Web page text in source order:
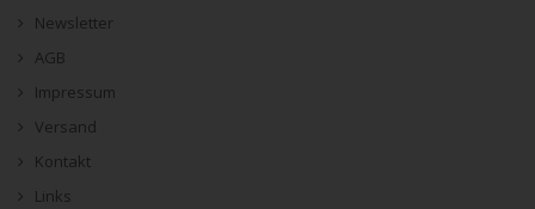
Newsletter
AGB
Impressum
Versand
Kontakt
Links